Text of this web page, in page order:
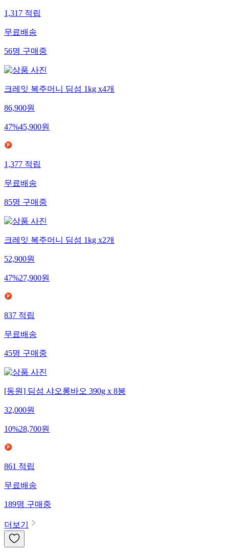
1,317적립
무료배송
56명구매중
크레잇 복주머니 딤섬 1kg x4개
86,900원
47%45,900원
1,377적립
무료배송
85명구매중
크레잇 복주머니 딤섬 1kg x2개
52,900원
47%27,900원
837적립
무료배송
45명구매중
[동원] 딤섬 샤오롱바오 390g x 8봉
32,000원
10%28,700원
861적립
무료배송
189명구매중
더보기